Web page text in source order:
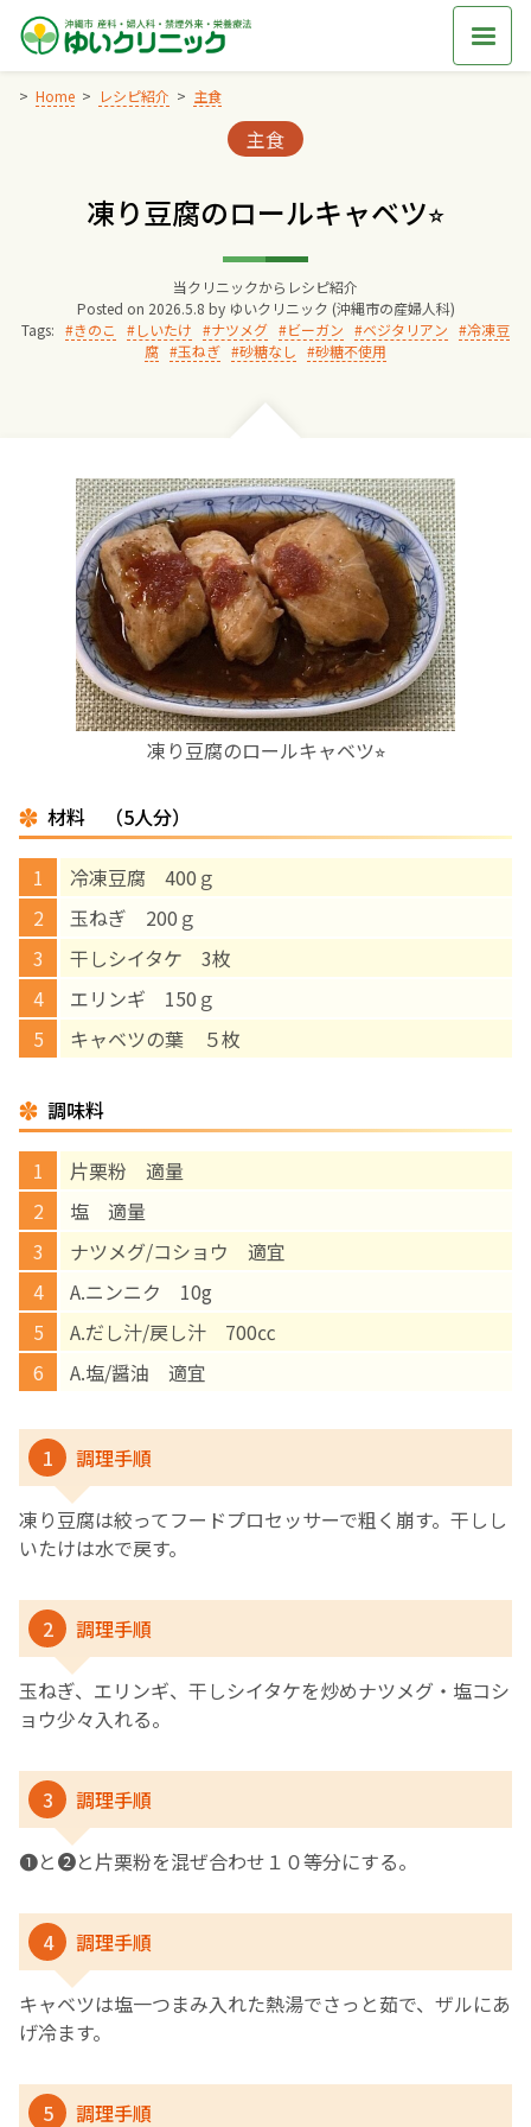
Skip
content
Home レシピ紹介 主食
Categories:
主食
凍り豆腐のロールキャベツ⭐︎
当クリニックからレシピ紹介
Posted on 2026.5.8 by ゆいクリニック (沖縄市の産婦人科)
Tags:
きのこ しいたけ ナツメグ ビーガン ベジタリアン
冷凍豆
腐
玉ねぎ 砂糖なし 砂糖不使用
凍り豆腐のロールキャベツ⭐︎
材料 （5人分）
冷凍豆腐 400ｇ
玉ねぎ 200ｇ
干しシイタケ 3枚
エリンギ 150ｇ
キャベツの葉 ５枚
調味料
片栗粉 適量
塩 適量
ナツメグ/コショウ 適宜
A.ニンニク 10g
A.だし汁/戻し汁 700㏄
A.塩/醤油 適宜
1 調理手順
凍り豆腐は絞ってフードプロセッサーで粗く崩す。干しし
いたけは水で戻す。
2 調理手順
玉ねぎ、エリンギ、干しシイタケを炒めナツメグ・塩コシ
ョウ少々入れる。
3 調理手順
❶と❷と片栗粉を混ぜ合わせ１０等分にする。
4 調理手順
キャベツは塩一つまみ入れた熱湯でさっと茹で、ザルにあ
げ冷ます。
5 調理手順
院長からのごあいさつ
妊婦健診
お産について
親と子の結びつき支援
母乳育児
その他の診療内容
‘さんルーム’ でさまざまな講座・クラス
遠方にお住まいで当院での出産を希望される方へ
医師プロフィール